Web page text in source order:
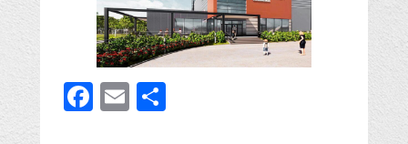
Facebook
Email